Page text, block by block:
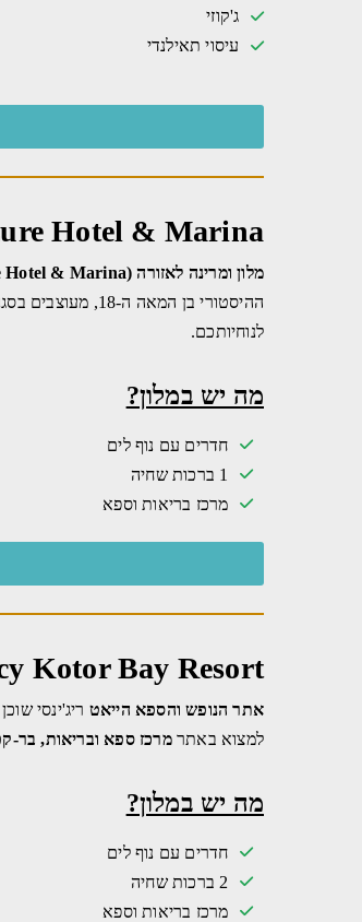
ג'קוזי
עיסוי תאילנדי
Hotel & Marina
מלון ומרינה לאזורה (Lazure Hotel & Marina)
ההיסטורי בן
לנוחיותכם.
מה יש במלון?
חדרים עם נוף לים
1 ברכות שחיה
מרכז בריאות וספא
Kotor Bay Resort
אתר הנופש והספא הייאט ריג'ינסי
למצוא באתרמרכז ספא ובריאות, בר-קפה-
מה יש במלון?
חדרים עם נוף לים
2 ברכות שחיה
מרכז בריאות וספא